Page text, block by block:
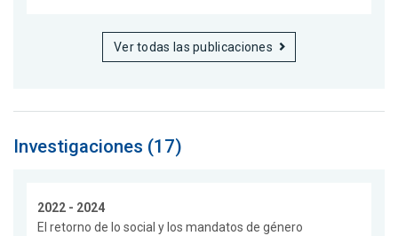
Ver todas las publicaciones
Investigaciones (17)
2022 - 2024
El retorno de lo social y los mandatos de género